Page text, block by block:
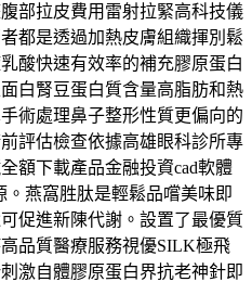
部拉皮費用雷射拉緊高科技儀
都是透過加熱皮膚組織揮別鬆
酸快速有效率的補充膠原蛋白
白腎豆蛋白質含量高脂肪和熱
術處理鼻子整形性質更偏向的
評估檢查依據高雄眼科診所專
額下載產品金融投資cad軟體
。燕窩胜肽是輕鬆品嚐美味即
促進新陳代謝。設置了最優質
品質醫療服務視優SILK極飛
激自體膠原蛋白界抗老神針即